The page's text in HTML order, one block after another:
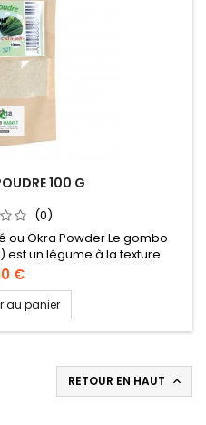
100 G
(0)
ou Okra Powder Le gombo
est un légume à la texture
en Afrique comme liant
un aliment aux vertus
Une assiette de gombo cru
apporte 3 grammes de
2...
€
au panier
RETOUR EN HAUT 